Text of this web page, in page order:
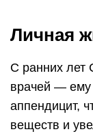
Личная
С ранних лет
врачей — ему
аппендицит,
веществ и